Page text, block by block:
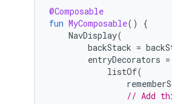
@Composable
fun MyComposable()
{
NavDisplay(
backStack =
entryDecorators =
listOf(
// Add